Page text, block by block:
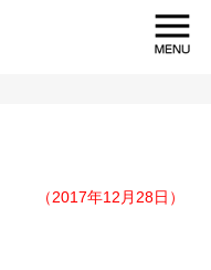
（2017年12月28日）